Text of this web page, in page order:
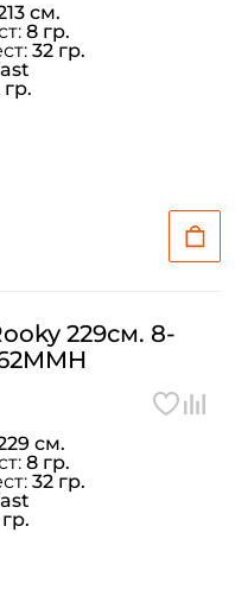
см.
8 гр.
32 гр.
гр.
229см. 8-
см.
8 гр.
32 гр.